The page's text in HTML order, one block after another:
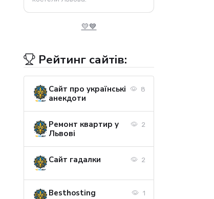
💛💙
Рейтинг сайтів:
Сайт про українські
анекдоти
8
Ремонт квартир у
Львові
2
Сайт гадалки 2
Besthosting 1